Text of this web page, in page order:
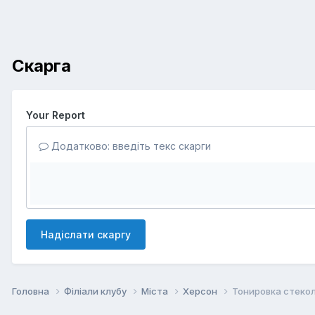
Скарга
Your Report
Додатково: введіть текс скарги
Надіслати скаргу
Головна Філіали клубу Міста Херсон Тонировка